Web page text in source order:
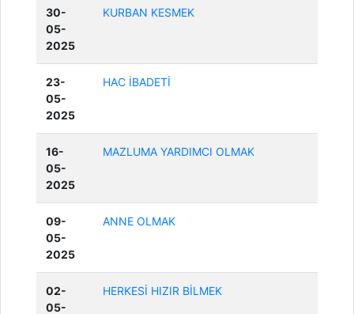
30-
05-
2025
KURBAN KESMEK
23-
05-
2025
HAC İBADETİ
16-
05-
2025
MAZLUMA YARDIMCI OLMAK
09-
05-
2025
ANNE OLMAK
02-
05-
HERKESİ HIZIR BİLMEK